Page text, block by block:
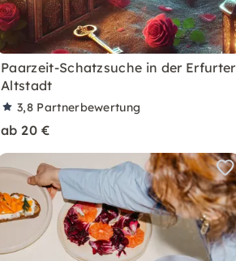
Paarzeit-Schatzsuche in der Erfurter
Altstadt
3,8 Partnerbewertung
ab 20 €